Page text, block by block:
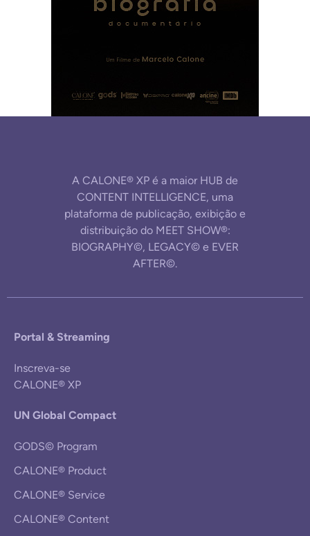
A CALONE® XP é a maior HUB de
CONTENT INTELLIGENCE, uma
plataforma de publicação, exibição e
distribuição do MEET SHOW®:
BIOGRAPHY©, LEGACY© e EVER
AFTER©.
Portal & Streaming
Inscreva-se
CALONE® XP
UN Global Compact
GODS© Program
CALONE® Product
CALONE® Service
CALONE® Content